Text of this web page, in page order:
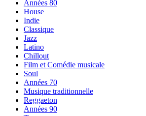
Années 80
House
Indie
Classique
Jazz
Latino
Chillout
Film et Comédie musicale
Soul
Années 70
Musique traditionnelle
Reggaeton
Années 90